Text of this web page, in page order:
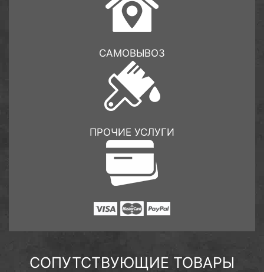
САМОВЫВОЗ
ПРОЧИЕ УСЛУГИ
СОПУТСТВУЮЩИЕ ТОВАРЫ